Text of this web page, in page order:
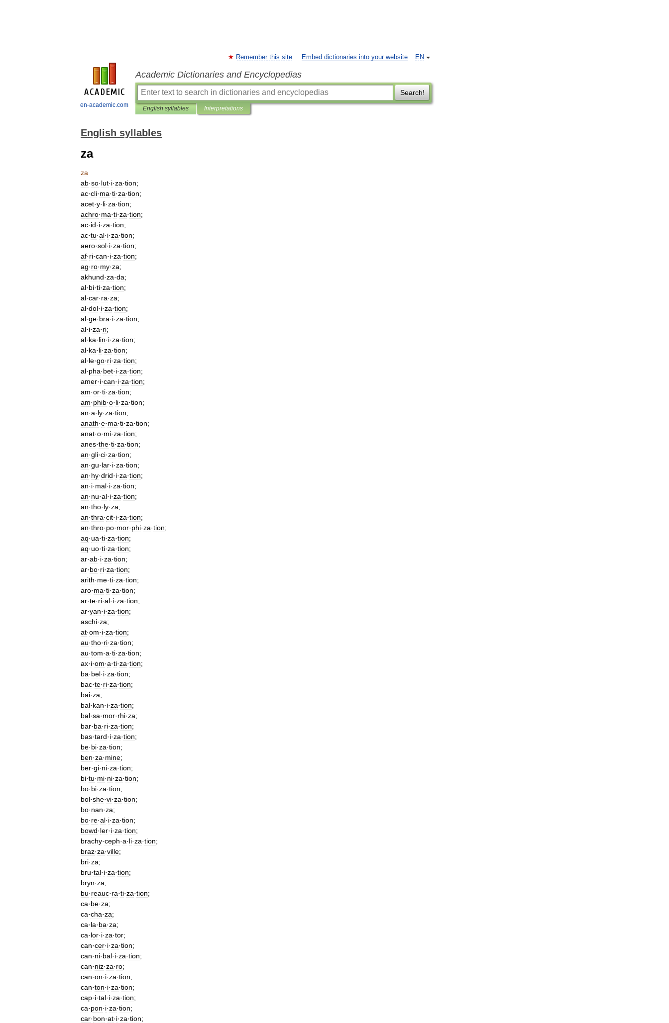
en-academic.com
EN
Remember this site Embed dictionaries into your website
Academic Dictionaries and Encyclopedias
Search!
English syllables Interpretations
English syllables
za
za
ab·so·lut·i·za·tion;
ac·cli·ma·ti·za·tion;
acet·y·li·za·tion;
achro·ma·ti·za·tion;
ac·id·i·za·tion;
ac·tu·al·i·za·tion;
aero·sol·i·za·tion;
af·ri·can·i·za·tion;
ag·ro·my·za;
akhund·za·da;
al·bi·ti·za·tion;
al·car·ra·za;
al·dol·i·za·tion;
al·ge·bra·i·za·tion;
al·i·za·ri;
al·ka·lin·i·za·tion;
al·ka·li·za·tion;
al·le·go·ri·za·tion;
al·pha·bet·i·za·tion;
amer·i·can·i·za·tion;
am·or·ti·za·tion;
am·phib·o·li·za·tion;
an·a·ly·za·tion;
anath·e·ma·ti·za·tion;
anat·o·mi·za·tion;
anes·the·ti·za·tion;
an·gli·ci·za·tion;
an·gu·lar·i·za·tion;
an·hy·drid·i·za·tion;
an·i·mal·i·za·tion;
an·nu·al·i·za·tion;
an·tho·ly·za;
an·thra·cit·i·za·tion;
an·thro·po·mor·phi·za·tion;
aq·ua·ti·za·tion;
aq·uo·ti·za·tion;
ar·ab·i·za·tion;
ar·bo·ri·za·tion;
arith·me·ti·za·tion;
aro·ma·ti·za·tion;
ar·te·ri·al·i·za·tion;
ar·yan·i·za·tion;
aschi·za;
at·om·i·za·tion;
au·tho·ri·za·tion;
au·tom·a·ti·za·tion;
ax·i·om·a·ti·za·tion;
ba·bel·i·za·tion;
bac·te·ri·za·tion;
bai·za;
bal·kan·i·za·tion;
bal·sa·mor·rhi·za;
bar·ba·ri·za·tion;
bas·tard·i·za·tion;
be·bi·za·tion;
ben·za·mine;
ber·gi·ni·za·tion;
bi·tu·mi·ni·za·tion;
bo·bi·za·tion;
bol·she·vi·za·tion;
bo·nan·za;
bo·re·al·i·za·tion;
bowd·ler·i·za·tion;
brachy·ceph·a·li·za·tion;
braz·za·ville;
bri·za;
bru·tal·i·za·tion;
bryn·za;
bu·reauc·ra·ti·za·tion;
ca·be·za;
ca·cha·za;
ca·la·ba·za;
ca·lor·i·za·tor;
can·cer·i·za·tion;
can·ni·bal·i·za·tion;
can·niz·za·ro;
can·on·i·za·tion;
can·ton·i·za·tion;
cap·i·tal·i·za·tion;
ca·pon·i·za·tion;
car·bon·at·i·za·tion;